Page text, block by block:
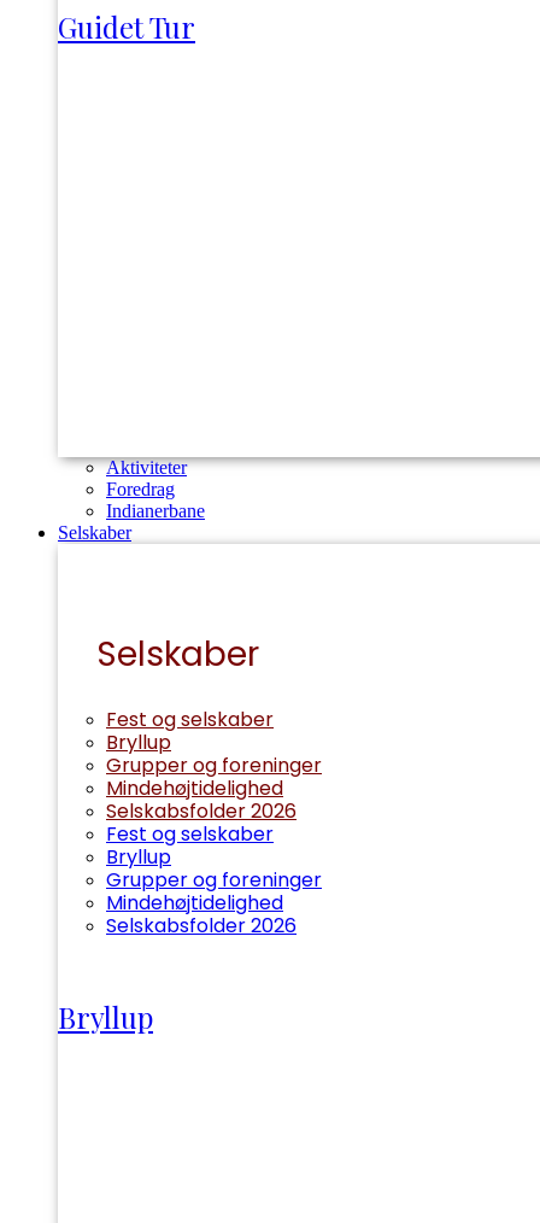
Guidet Tur
Aktiviteter
Foredrag
Indianerbane
Selskaber
Selskaber
Fest og selskaber
Bryllup
Grupper og foreninger
Mindehøjtidelighed
Selskabsfolder 2026
Fest og selskaber
Bryllup
Grupper og foreninger
Mindehøjtidelighed
Selskabsfolder 2026
Bryllup